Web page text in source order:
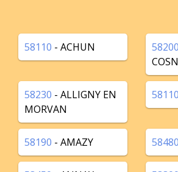
58110 - ACHUN 58200
58230 - ALLIGNY EN
MORVAN
58110
58190 - AMAZY 58480